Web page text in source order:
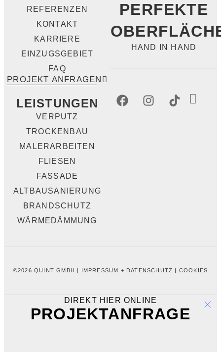
REFERENZEN
KONTAKT
KARRIERE
EINZUGSGEBIET
FAQ
PROJEKT ANFRAGEN
LEISTUNGEN
VERPUTZ
TROCKENBAU
MALERARBEITEN
FLIESEN
FASSADE
ALTBAUSANIERUNG
BRANDSCHUTZ
WÄRMEDÄMMUNG
PERFEKTE
HAND IN HAND
©2026 QUINT GMBH | IMPRESSUM + DATENSCHUTZ | COOKIES
DIREKT HIER ONLINE
PROJEKTANFRAGE